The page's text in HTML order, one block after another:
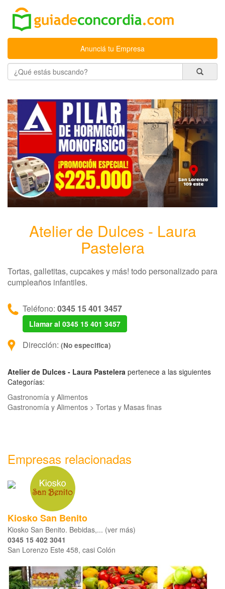
Anunciá tu Empresa
Atelier de Dulces - Laura
Pastelera
Tortas, galletitas, cupcakes y más! todo personalizado para
cumpleaños infantiles.
Teléfono: 0345 15 401 3457
Llamar al 0345 15 401 3457
Dirección: (No especifica)
Atelier de Dulces - Laura Pastelera pertenece a las siguientes
Categorías:
Gastronomía y Alimentos
Gastronomía y Alimentos > Tortas y Masas finas
Empresas relacionadas
Kiosko San Benito
Kiosko San Benito. Bebidas,... (ver más)
0345 15 402 3041
San Lorenzo Este 458, casi Colón